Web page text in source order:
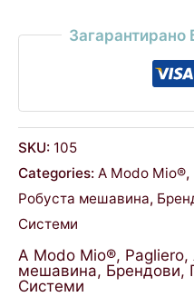
SKU: 105
Categories: A Modo Mio®,
Робуста мешавина,
Системи
A Modo Mio®, Pagliero,
мешавина, Брендови,
Системи